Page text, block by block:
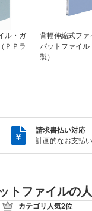
ル・ガ
ＰＰラ
背幅伸縮式ファ
バットファイル
製）
請求書払い対応
計画的なお支払い
トファイルの
カテゴリ人気2位